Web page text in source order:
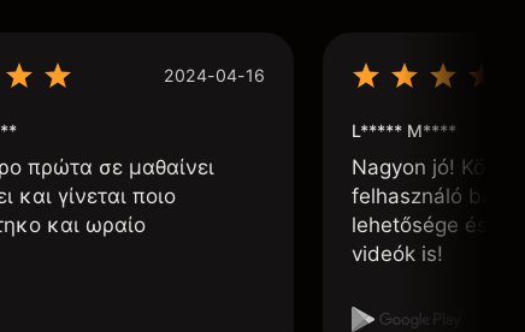
2024-04-16
πρώτα σε μαθαίνει
και γίνεται ποιο
και ωραίο
L***** M****
Nagyon jó!
felhasználó
lehetősége és,
videók is!